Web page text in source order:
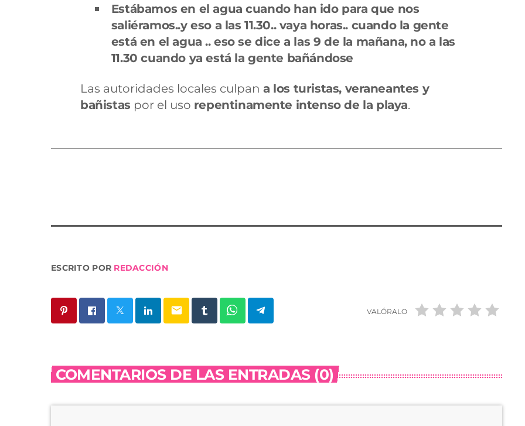
Estábamos en el agua cuando han ido para que nos
saliéramos..y eso a las 11.30.. vaya horas.. cuando la gente
está en el agua .. eso se dice a las 9 de la mañana, no a las
11.30 cuando ya está la gente bañándose
Las autoridades locales culpan a los turistas, veraneantes y
bañistas por el uso repentinamente intenso de la playa.
ESCRITO POR REDACCIÓN
email VALÓRALO
COMENTARIOS DE LAS ENTRADAS (0)